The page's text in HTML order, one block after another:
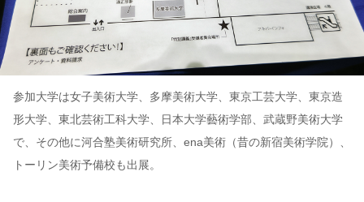
参加大学は女子美術大学、多摩美術大学、東京工芸大学、東京造
形大学、東北芸術工科大学、日本大学藝術学部、武蔵野美術大学
で、その他に河合塾美術研究所、ena美術（昔の新宿美術学院）、
トーリン美術予備校も出展。